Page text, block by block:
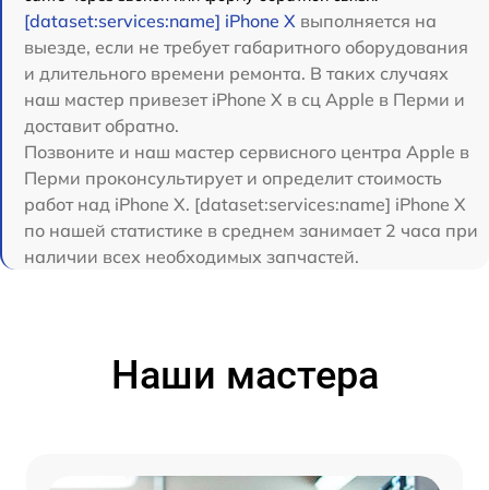
[dataset:services:name] iPhone X выполняется на
выезде, если не требует габаритного оборудования
и длительного времени ремонта. В таких случаях
наш мастер привезет iPhone X в сц Apple в Перми и
доставит обратно.
Позвоните и наш мастер сервисного центра Apple в
Перми проконсультирует и определит стоимость
работ над iPhone X. [dataset:services:name] iPhone X
по нашей статистике в среднем занимает 2 часа при
наличии всех необходимых запчастей.
Наши мастера